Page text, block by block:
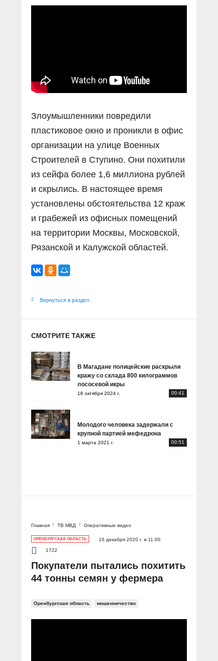
Социальные ролики
Злоумышленники повредили
пластиковое окно и проникли в офис
организации на улице Военных
Строителей в Ступино. Они похитили
из сейфа более 1,6 миллиона рублей
и скрылись. В настоящее время
установлены обстоятельства 12 краж
и грабежей из офисных помещений
на территории Москвы, Московской,
Рязанской и Калужской областей.
Вернуться в раздел
СМОТРИТЕ ТАКЖЕ
В Магадане полицейские раскрыли
кражу со склада 800 килограммов
лососевой икры
18 октября 2024 г. 00:41
Молодого человека задержали с
крупной партией мефедрона
1 марта 2021 г. 00:51
Главная ТВ МВД Оперативные видео
ОРЕНБУРГСКАЯ ОБЛАСТЬ
16 декабря 2020 г. в 11:00
1722
Покупатели пытались похитить
44 тонны семян у фермера
Оренбургская область мошенничество